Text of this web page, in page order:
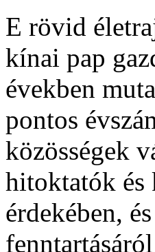
E rövid
kínai pap
években
pontos
közösségek
hitoktatók és
érdekében,